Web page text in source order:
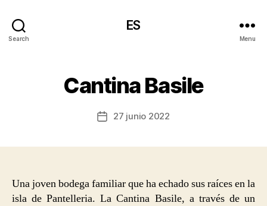
Search
ES
Menu
Cantina Basile
Post27 junio 2022
Una joven bodega familiar que ha echado sus raíces en la
isla de Pantelleria. La Cantina Basile, a través de un